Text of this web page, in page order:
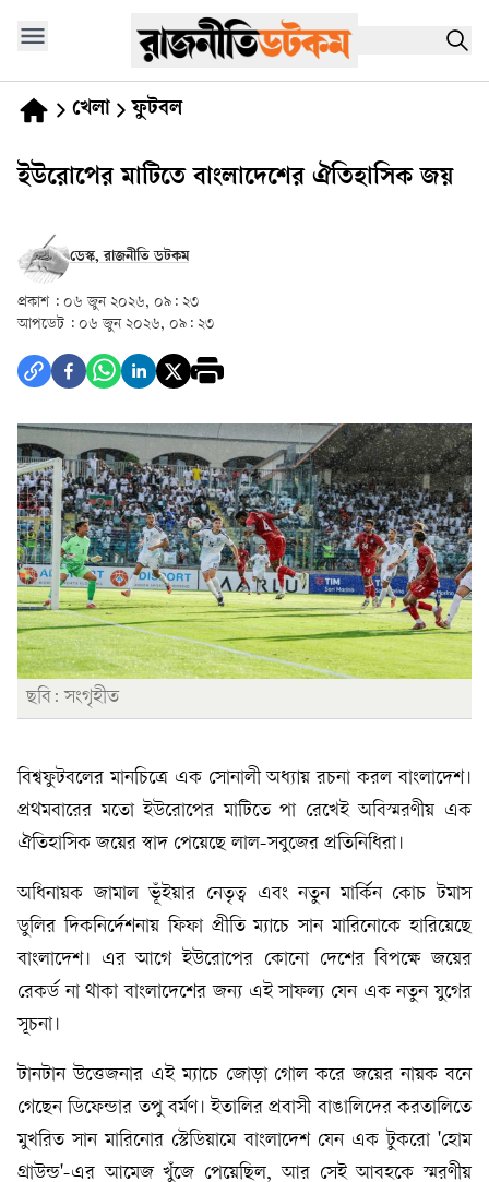
খেলা ফুটবল
ইউরোপের মাটিতে বাংলাদেশের ঐতিহাসিক জয়
ডেস্ক, রাজনীতি ডটকম
প্রকাশ : ০৬ জুন ২০২৬, ০৯: ২৩
আপডেট : ০৬ জুন ২০২৬, ০৯: ২৩
ছবি: সংগৃহীত
বিশ্বফুটবলের মানচিত্রে এক সোনালী অধ্যায় রচনা করল বাংলাদেশ।
প্রথমবারের মতো ইউরোপের মাটিতে পা রেখেই অবিস্মরণীয় এক
ঐতিহাসিক জয়ের স্বাদ পেয়েছে লাল-সবুজের প্রতিনিধিরা।
অধিনায়ক জামাল ভূঁইয়ার নেতৃত্ব এবং নতুন মার্কিন কোচ টমাস
ডুলির দিকনির্দেশনায় ফিফা প্রীতি ম্যাচে সান মারিনোকে হারিয়েছে
বাংলাদেশ। এর আগে ইউরোপের কোনো দেশের বিপক্ষে জয়ের
রেকর্ড না থাকা বাংলাদেশের জন্য এই সাফল্য যেন এক নতুন যুগের
সূচনা।
টানটান উত্তেজনার এই ম্যাচে জোড়া গোল করে জয়ের নায়ক বনে
গেছেন ডিফেন্ডার তপু বর্মণ। ইতালির প্রবাসী বাঙালিদের করতালিতে
মুখরিত সান মারিনোর স্টেডিয়ামে বাংলাদেশ যেন এক টুকরো 'হোম
গ্রাউন্ড'-এর আমেজ খুঁজে পেয়েছিল, আর সেই আবহকে স্মরণীয়